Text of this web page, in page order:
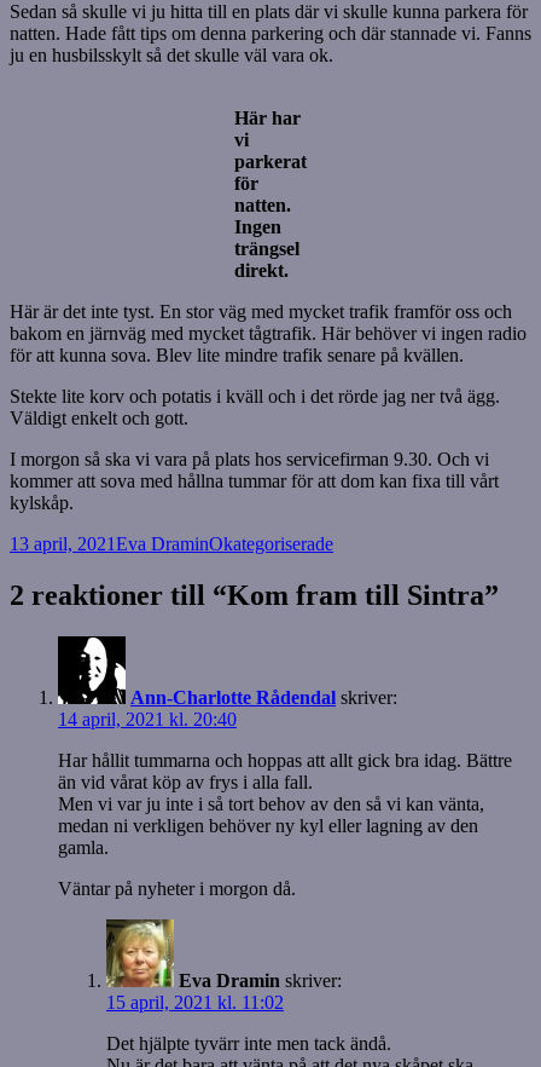
Sedan så skulle vi ju hitta till en plats där vi skulle kunna parkera för
natten. Hade fått tips om denna parkering och där stannade vi. Fanns
ju en husbilsskylt så det skulle väl vara ok.
Här har
vi
parkerat
för
natten.
Ingen
trängsel
direkt.
Här är det inte tyst. En stor väg med mycket trafik framför oss och
bakom en järnväg med mycket tågtrafik. Här behöver vi ingen radio
för att kunna sova. Blev lite mindre trafik senare på kvällen.
Stekte lite korv och potatis i kväll och i det rörde jag ner två ägg.
Väldigt enkelt och gott.
I morgon så ska vi vara på plats hos servicefirman 9.30. Och vi
kommer att sova med hållna tummar för att dom kan fixa till vårt
kylskåp.
Postat
13 april, 2021Författare
Eva DraminKategorier
Okategoriserade
2 reaktioner till “Kom fram till Sintra”
Ann-Charlotte Rådendal skriver:
14 april, 2021 kl. 20:40
Har hållit tummarna och hoppas att allt gick bra idag. Bättre
än vid vårat köp av frys i alla fall.
Men vi var ju inte i så tort behov av den så vi kan vänta,
medan ni verkligen behöver ny kyl eller lagning av den
gamla.
Väntar på nyheter i morgon då.
Eva Dramin skriver:
15 april, 2021 kl. 11:02
Det hjälpte tyvärr inte men tack ändå.